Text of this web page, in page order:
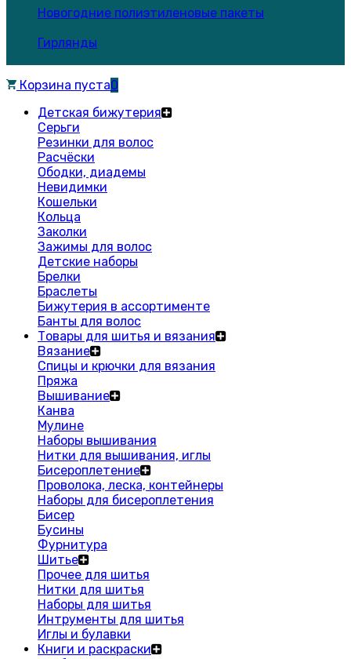
Новогодние полиэтиленовые пакеты
Гирлянды
Корзина пуста0
Детская бижутерия
Серьги
Резинки для волос
Расчёски
Ободки, диадемы
Невидимки
Кошельки
Кольца
Заколки
Зажимы для волос
Детские наборы
Брелки
Браслеты
Бижутерия в ассортименте
Банты для волос
Товары для шитья и вязания
Вязание
Спицы и крючки для вязания
Пряжа
Вышивание
Канва
Мулине
Наборы вышивания
Нитки для вышивания, иглы
Бисероплетение
Проволока, леска, контейнеры
Наборы для бисероплетения
Бисер
Бусины
Фурнитура
Шитье
Прочее для шитья
Нитки для шитья
Наборы для шитья
Интрументы для шитья
Иглы и булавки
Книги и раскраски